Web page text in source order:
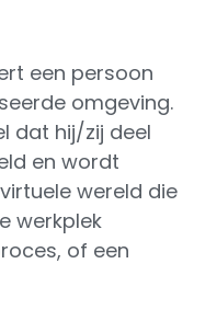
een persoon
omgeving.
dat hij/zij deel
en wordt
wereld die
werkplek
of een